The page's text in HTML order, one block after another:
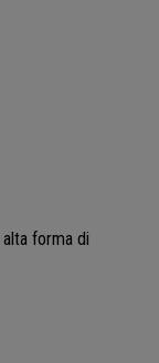
forma di